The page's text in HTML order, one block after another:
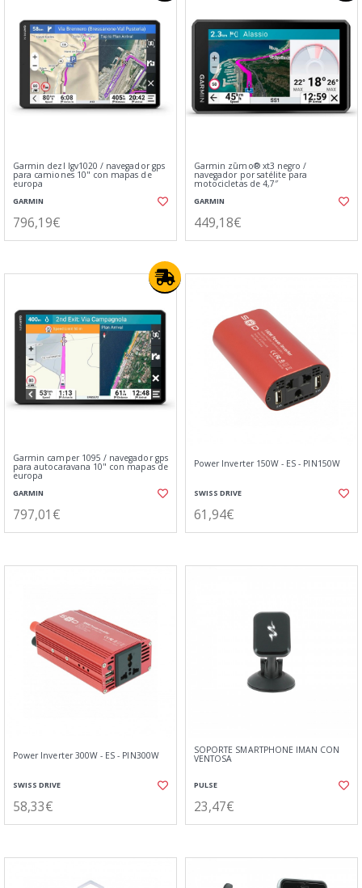
Garmin dezl lgv1020 / navegador gps
para camiones 10" con mapas de
europa
GARMIN
796,19€
Garmin zūmo® xt3 negro /
navegador por satélite para
motocicletas de 4,7″
GARMIN
449,18€
Garmin camper 1095 / navegador gps
para autocaravana 10" con mapas de
europa
GARMIN
797,01€
Power Inverter 150W - ES - PIN150W
SWISS DRIVE
61,94€
Power Inverter 300W - ES - PIN300W
SWISS DRIVE
58,33€
SOPORTE SMARTPHONE IMAN CON
VENTOSA
PULSE
23,47€